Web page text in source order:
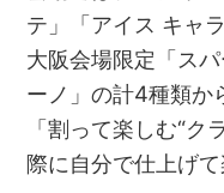
テ」「アイス キャ
大阪会場限定「ス
ーノ」の計4種類か
「割って楽しむ“ク
際に自分で仕上げ